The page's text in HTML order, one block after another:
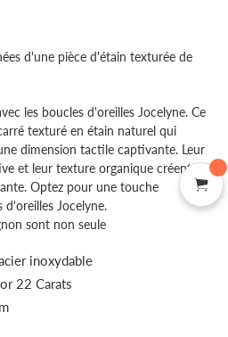
d'une pièce d'étain texturée de
les boucles d'oreilles Jocelyne. Ce
texturé en étain naturel qui
dimension tactile captivante. Leur
et leur texture organique créent
Optez pour une touche
d'oreilles Jocelyne.
sont non seule
inoxydable
22 Carats